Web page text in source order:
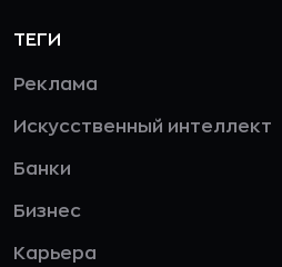
ТЕГИ
Реклама
Искусственный интеллект
Банки
Бизнес
Карьера